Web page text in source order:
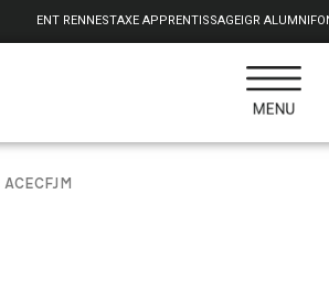
ENT RENNESTAXE APPRENTISSAGEIGR ALUMNI